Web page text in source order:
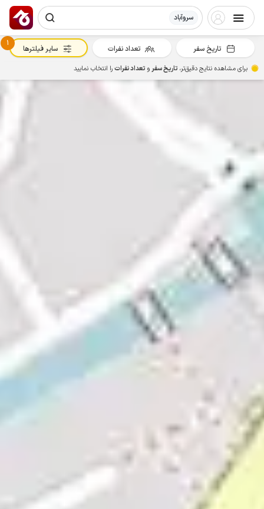
سروآباد
تاریخ سفر تعداد نفرات
1
سایر فیلترها
برای مشاهده نتایج دقیق‌تر، تاریخ سفرو تعداد نفراترا انتخاب نمایید